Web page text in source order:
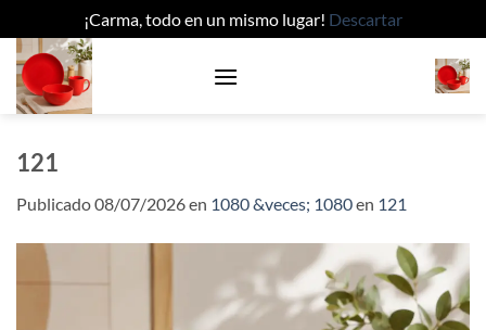
¡Carma, todo en un mismo lugar! Descartar
Saltar
contenido
121
Publicado08/07/2026en 1080 &veces; 1080en 121